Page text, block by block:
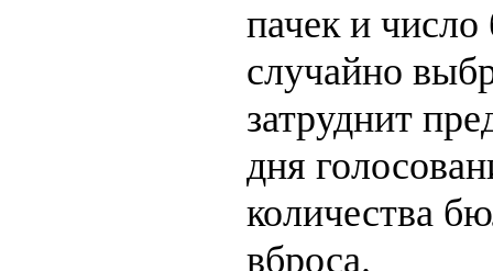
пачек и
случайно
затруднит
дня
количества
вброса.